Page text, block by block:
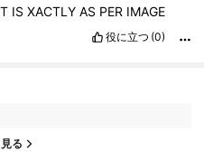
IS XACTLY AS PER IMAGE
役に立つ (0)
る